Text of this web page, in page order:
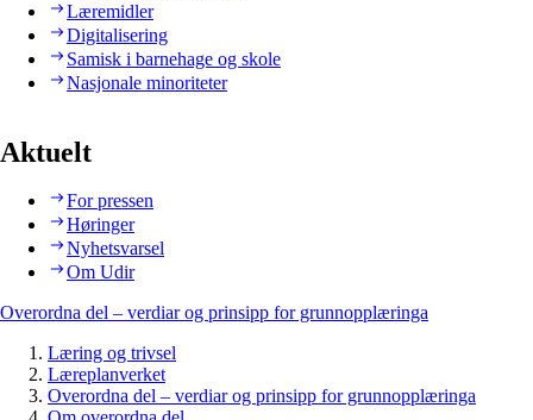
Læremidler
Digitalisering
Samisk i barnehage og skole
Nasjonale minoriteter
Aktuelt
For pressen
Høringer
Nyhetsvarsel
Om Udir
Overordna del – verdiar og prinsipp for grunnopplæringa
Læring og trivsel
Læreplanverket
Overordna del – verdiar og prinsipp for grunnopplæringa